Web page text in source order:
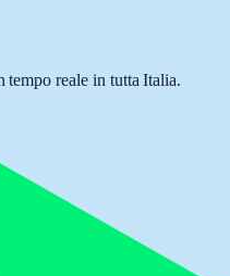
tempo reale in tutta Italia.